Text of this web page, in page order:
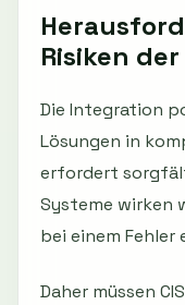
Risiken
Die Integration
Lösungen in
erfordert
Systeme wirken
bei einem
Daher müssen